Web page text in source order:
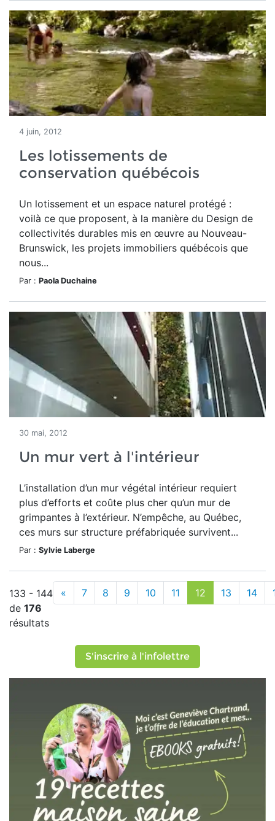
4 juin, 2012
Les lotissements de
conservation québécois
Un lotissement et un espace naturel protégé :
voilà ce que proposent, à la manière du Design de
collectivités durables mis en œuvre au Nouveau-
Brunswick, les projets immobiliers québécois que
nous...
Par : Paola Duchaine
30 mai, 2012
Un mur vert à l'intérieur
L’installation d’un mur végétal intérieur requiert
plus d’efforts et coûte plus cher qu’un mur de
grimpantes à l’extérieur. N’empêche, au Québec,
ces murs sur structure préfabriquée survivent...
Par : Sylvie Laberge
133 - 144
de 176
résultats
« 7 8 9 10 11 12 13 14
S'inscrire à l'infolettre